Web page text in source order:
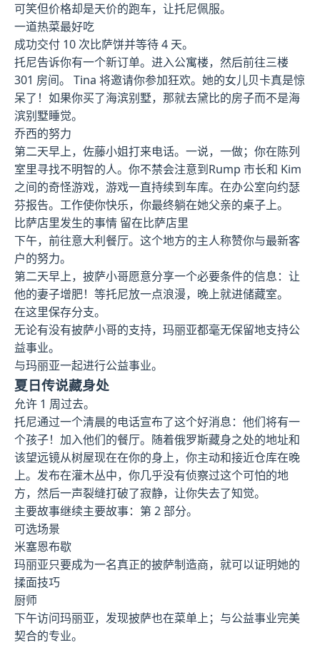
可笑但价格却是天价的跑车，让托尼佩服。
一道热菜最好吃
成功交付 10 次比萨饼并等待 4 天。
托尼告诉你有一个新订单。进入公寓楼，然后前往三楼
301 房间。 Tina 将邀请你参加狂欢。她的女儿贝卡真是惊
呆了！如果你买了海滨别墅，那就去黛比的房子而不是海
滨别墅睡觉。
乔西的努力
第二天早上，佐藤小姐打来电话。一说，一做；你在陈列
室里寻找不明智的人。你不禁会注意到Rump 市长和 Kim
之间的奇怪游戏，游戏一直持续到车库。在办公室向约瑟
芬报告。工作使你快乐，你最终躺在她父亲的桌子上。
比萨店里发生的事情 留在比萨店里
下午，前往意大利餐厅。这个地方的主人称赞你与最新客
户的努力。
第二天早上，披萨小哥愿意分享一个必要条件的信息：让
他的妻子增肥！等托尼放一点浪漫，晚上就进储藏室。
在这里保存分支。
无论有没有披萨小哥的支持，玛丽亚都毫无保留地支持公
益事业。
与玛丽亚一起进行公益事业。
夏日传说藏身处
允许 1 周过去。
托尼通过一个清晨的电话宣布了这个好消息：他们将有一
个孩子！加入他们的餐厅。随着俄罗斯藏身之处的地址和
该望远镜从树屋现在在你的身上，你主动和接近仓库在晚
上。发布在灌木丛中，你几乎没有侦察过这个可怕的地
方，然后一声裂缝打破了寂静，让你失去了知觉。
主要故事继续主要故事：第 2 部分。
可选场景
米塞恩布歇
玛丽亚只要成为一名真正的披萨制造商，就可以证明她的
揉面技巧
厨师
下午访问玛丽亚，发现披萨也在菜单上；与公益事业完美
契合的专业。